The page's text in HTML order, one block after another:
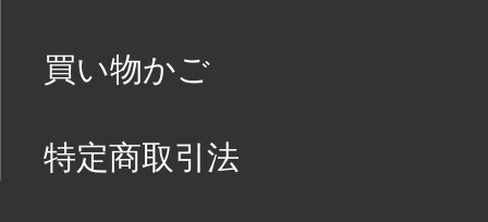
買い物かご
特定商取引法